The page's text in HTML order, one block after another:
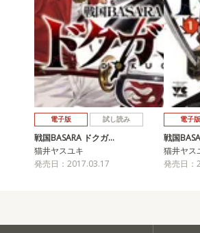
電子版 試し読み
戦国BASARA ドクガ…
猫井ヤスユキ
発売日：2017.03.17
電子版
戦国
猫井ヤス
発売日：